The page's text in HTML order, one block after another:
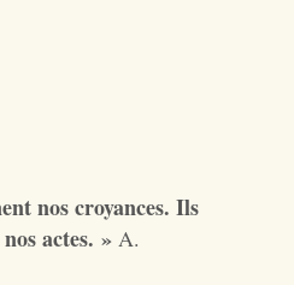
nos croyances. Ils
actes. »A.